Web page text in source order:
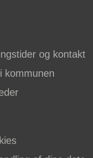
og kontakt
kommunen